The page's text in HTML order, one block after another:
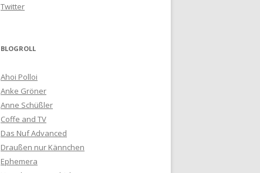
Twitter
BLOGROLL
Ahoi Polloi
Anke Gröner
Anne Schüßler
Coffe and TV
Das Nuf Advanced
Draußen nur Kännchen
Ephemera